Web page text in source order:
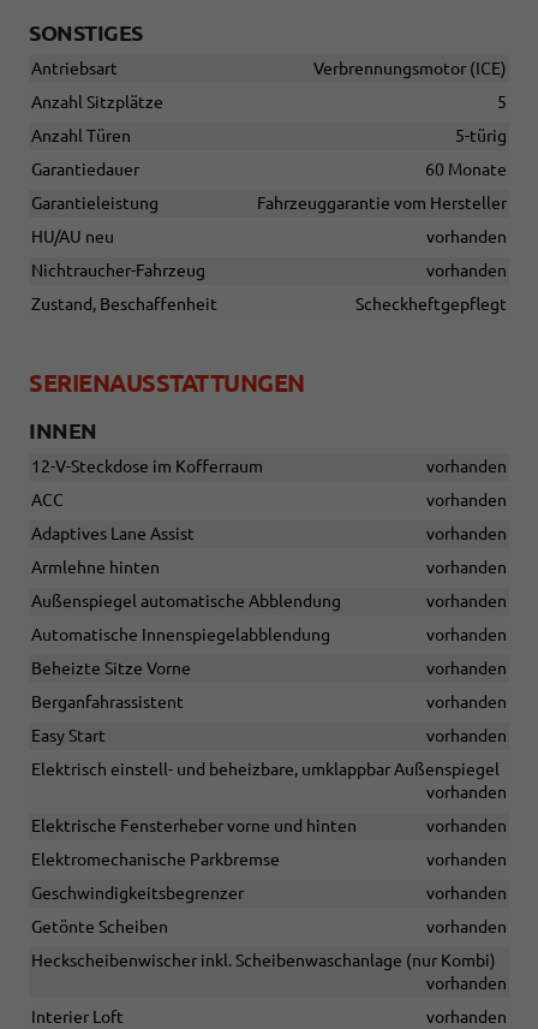
SONSTIGES
Antriebsart
Verbrennungsmotor (ICE)
Anzahl Sitzplätze
5
Anzahl Türen
5-türig
Garantiedauer
60 Monate
Garantieleistung
Fahrzeuggarantie vom Hersteller
HU/AU neu
vorhanden
Nichtraucher-Fahrzeug
vorhanden
Zustand, Beschaffenheit
Scheckheftgepflegt
SERIENAUSSTATTUNGEN
INNEN
12-V-Steckdose im Kofferraum
vorhanden
ACC
vorhanden
Adaptives Lane Assist
vorhanden
Armlehne hinten
vorhanden
Außenspiegel automatische Abblendung
vorhanden
Automatische Innenspiegelabblendung
vorhanden
Beheizte Sitze Vorne
vorhanden
Berganfahrassistent
vorhanden
Easy Start
vorhanden
Elektrisch einstell- und beheizbare, umklappbar Außenspiegel
vorhanden
Elektrische Fensterheber vorne und hinten
vorhanden
Elektromechanische Parkbremse
vorhanden
Geschwindigkeitsbegrenzer
vorhanden
Getönte Scheiben
vorhanden
Heckscheibenwischer inkl. Scheibenwaschanlage (nur Kombi)
vorhanden
Interier Loft
vorhanden